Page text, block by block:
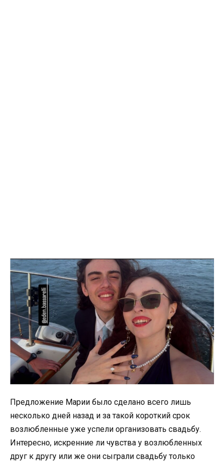
Предложение Марии было сделано всего лишь
несколько дней назад и за такой короткий срок
возлюбленные уже успели организовать свадьбу.
Интересно, искренние ли чувства у возлюбленных
друг к другу или же они сыграли свадьбу только